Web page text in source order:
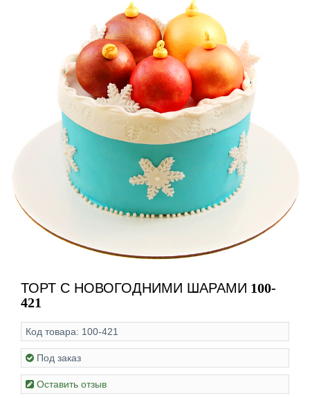
ТОРТ С НОВОГОДНИМИ ШАРАМИ 100-
421
Код товара: 100-421
Под заказ
Оставить отзыв